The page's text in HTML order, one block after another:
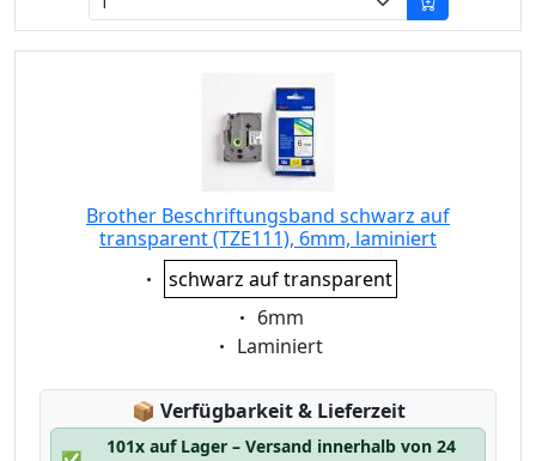
Brother Beschriftungsband schwarz auf
transparent (TZE111), 6mm, laminiert
Eigenschaft:
schwarz auf transparent
Eigenschaft:
6mm
Eigenschaft:
Laminiert
📦 Lagerstatus:
Verfügbarkeit & Lieferzeit
101x auf Lager – Versand innerhalb von 24